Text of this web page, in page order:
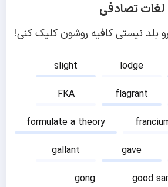
لغات تصادفی
بلد نیستی کافیه روشون کلیک کنی!
slight lodge
FKA
flagrant
formulate a theory
gallant
gave
gong
good